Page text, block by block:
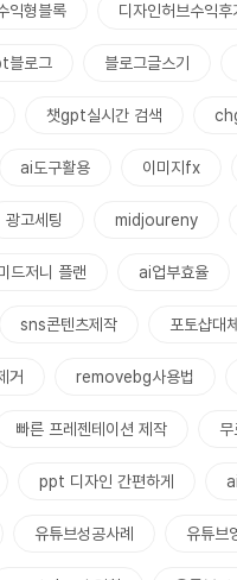
익형블록 디자인허브수익후
로그 블로그글스기
챗gpt실시간 검색
ai도구활용 이미지fx
광고세팅 midjoureny
드저니 플랜 ai업부효율
sns콘텐츠제작 포토샵대
거 removebg사용법
빠른 프레젠테이션 제작
ppt 디자인 간편하게
유튜브성공사례 유튜브